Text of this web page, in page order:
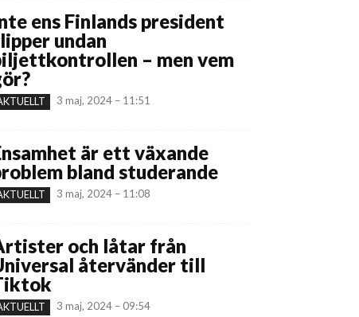
ens Finlands president
undan
– men vem
3 maj, 2024 – 11:51
är ett växande
bland studerande
3 maj, 2024 – 11:08
och låtar från
återvänder till
3 maj, 2024 – 09:54